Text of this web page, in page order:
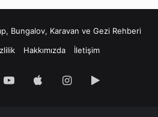
Bungalov, Karavan ve Gezi Rehberi
Hakkımızda İletişim
YouTubeAppleInstagram
Google